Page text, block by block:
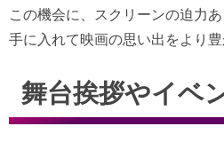
この機会に、スクリーンの迫力
手に入れて映画の思い出をより豊
舞台挨拶やイベ